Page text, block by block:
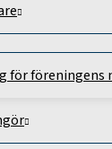
för